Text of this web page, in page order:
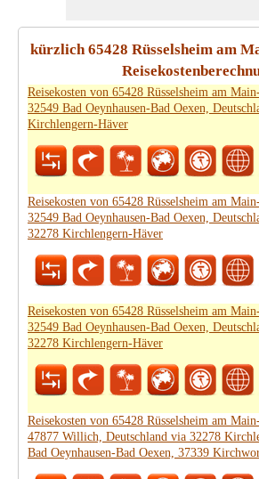
kürzlich 65428 Rüsselsheim am
Reisekosten von 65428 Rüsselsheim am
32549 Bad Oeynhausen-Bad Oexen,
Kirchlengern-Häver
Reisekosten von 65428 Rüsselsheim am
32549 Bad Oeynhausen-Bad Oexen,
32278 Kirchlengern-Häver
Reisekosten von 65428 Rüsselsheim am
32549 Bad Oeynhausen-Bad Oexen,
32278 Kirchlengern-Häver
Reisekosten von 65428 Rüsselsheim am
47877 Willich, Deutschland via 32278
Bad Oeynhausen-Bad Oexen, 37339